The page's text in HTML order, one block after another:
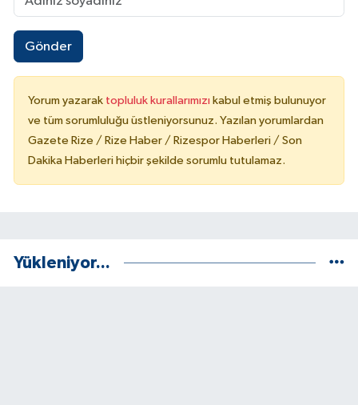
Gönder
Yorum yazarak topluluk kurallarımızı kabul etmiş bulunuyor
ve tüm sorumluluğu üstleniyorsunuz. Yazılan yorumlardan
Gazete Rize / Rize Haber / Rizespor Haberleri / Son
Dakika Haberleri hiçbir şekilde sorumlu tutulamaz.
Yükleniyor...